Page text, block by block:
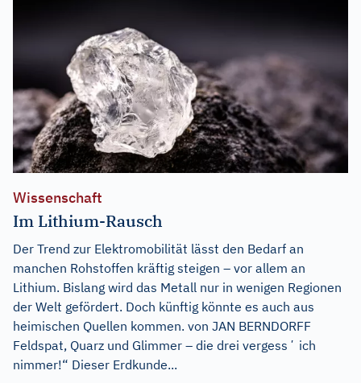
Wissenschaft
Im Lithium-Rausch
Der Trend zur Elektromobilität lässt den Bedarf an
manchen Rohstoffen kräftig steigen – vor allem an
Lithium. Bislang wird das Metall nur in wenigen Regionen
der Welt gefördert. Doch künftig könnte es auch aus
heimischen Quellen kommen. von JAN BERNDORFF
Feldspat, Quarz und Glimmer – die drei vergessʼ ich
nimmer!“ Dieser Erdkunde...